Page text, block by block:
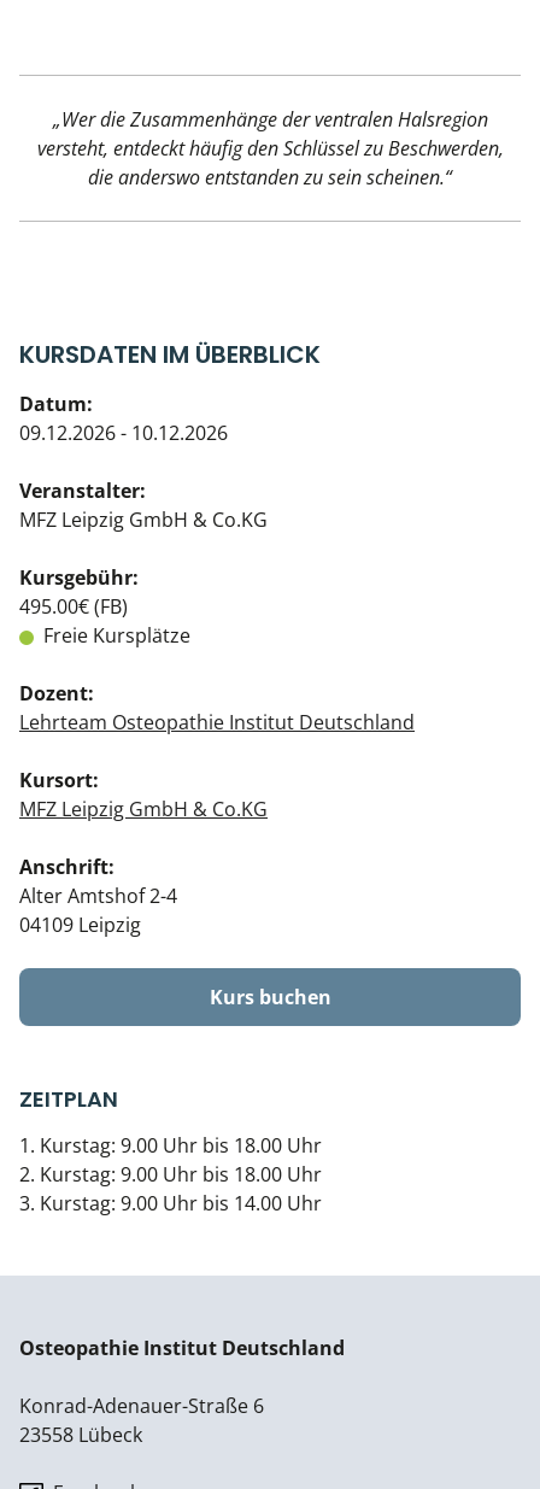
„Wer die Zusammenhänge der ventralen Halsregion
versteht, entdeckt häufig den Schlüssel zu Beschwerden,
die anderswo entstanden zu sein scheinen.“
KURSDATEN IM ÜBERBLICK
Datum:
09.12.2026 - 10.12.2026
Veranstalter:
MFZ Leipzig GmbH & Co.KG
Kursgebühr:
495.00€ (FB)
Freie Kursplätze
Dozent:
Lehrteam Osteopathie Institut Deutschland
Kursort:
MFZ Leipzig GmbH & Co.KG
Anschrift:
Alter Amtshof 2-4
04109 Leipzig
Kurs buchen
ZEITPLAN
1. Kurstag: 9.00 Uhr bis 18.00 Uhr
2. Kurstag: 9.00 Uhr bis 18.00 Uhr
3. Kurstag: 9.00 Uhr bis 14.00 Uhr
Osteopathie Institut Deutschland
Konrad-Adenauer-Straße 6
23558 Lübeck